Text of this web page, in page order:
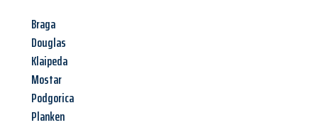
Braga
Douglas
Klaipeda
Mostar
Podgorica
Planken